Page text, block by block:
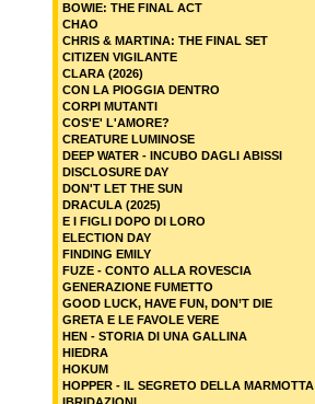
BOWIE: THE FINAL ACT
CHAO
CHRIS & MARTINA: THE FINAL SET
CITIZEN VIGILANTE
CLARA (2026)
CON LA PIOGGIA DENTRO
CORPI MUTANTI
COS'E' L'AMORE?
CREATURE LUMINOSE
DEEP WATER - INCUBO DAGLI ABISSI
DISCLOSURE DAY
DON'T LET THE SUN
DRACULA (2025)
E I FIGLI DOPO DI LORO
ELECTION DAY
FINDING EMILY
FUZE - CONTO ALLA ROVESCIA
GENERAZIONE FUMETTO
GOOD LUCK, HAVE FUN, DON’T DIE
GRETA E LE FAVOLE VERE
HEN - STORIA DI UNA GALLINA
HIEDRA
HOKUM
HOPPER - IL SEGRETO DELLA MARMOTTA